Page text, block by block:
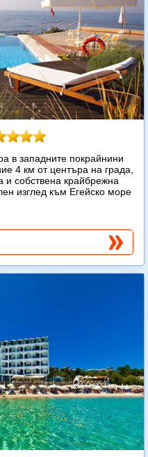
в западните покрайнини
4 км от центъра на града,
и собствена крайбрежна
изглед към Егейско море